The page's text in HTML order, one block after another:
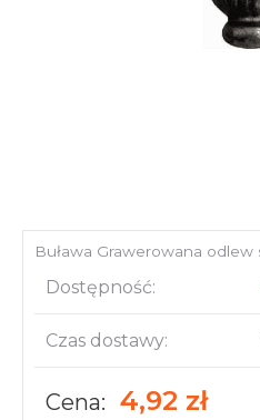
Buława Grawerowana odlew
Dostępność:
Czas dostawy:
Cena: 4,92 zł